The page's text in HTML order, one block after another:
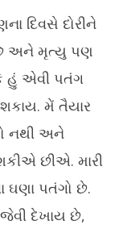
દિવસે દોરીને
અને મૃત્યુ પણ
હું એવી પતંગ
મેં તૈયાર
નથી અને
છીએ. મારી
ઘણા પતંગો છે.
દેખાય છે,